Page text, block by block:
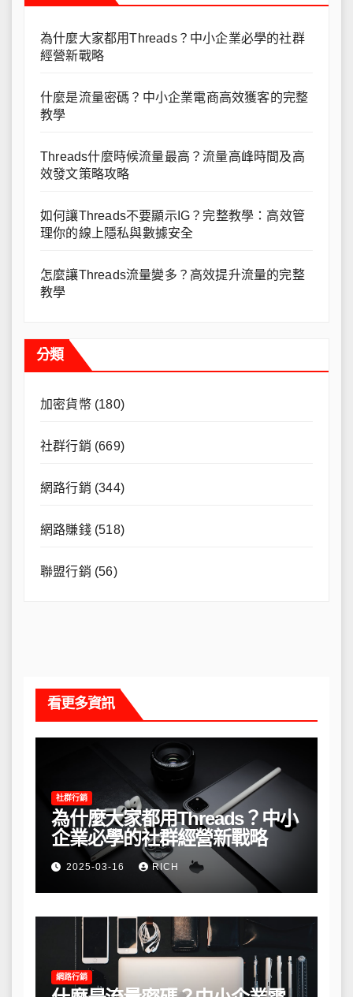
為什麼大家都用Threads？中小企業必學的社群
經營新戰略
什麼是流量密碼？中小企業電商高效獲客的完整
教學
Threads什麼時候流量最高？流量高峰時間及高
效發文策略攻略
如何讓Threads不要顯示IG？完整教學：高效管
理你的線上隱私與數據安全
怎麼讓Threads流量變多？高效提升流量的完整
教學
分類
加密貨幣 (180)
社群行銷 (669)
網路行銷 (344)
網路賺錢(518)
聯盟行銷 (56)
看更多資訊
社群行銷
為什麼大家都用Threads？中小
企業必學的社群經營新戰略
2025-03-16 RICH
網路行銷